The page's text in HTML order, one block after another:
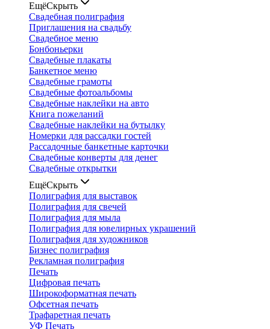
ЕщёСкрыть
Свадебная полиграфия
Приглашения на свадьбу
Свадебное меню
Бонбоньерки
Свадебные плакаты
Банкетное меню
Свадебные грамоты
Свадебные фотоальбомы
Свадебные наклейки на авто
Книга пожеланий
Свадебные наклейки на бутылку
Номерки для рассадки гостей
Рассадочные банкетные карточки
Свадебные конверты для денег
Свадебные открытки
ЕщёСкрыть
Полиграфия для выставок
Полиграфия для свечей
Полиграфия для мыла
Полиграфия для ювелирных украшений
Полиграфия для художников
Бизнес полиграфия
Рекламная полиграфия
Печать
Цифровая печать
Широкоформатная печать
Офсетная печать
Трафаретная печать
УФ Печать